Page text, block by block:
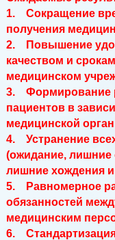
1. Сокращение
получения
2. Повышение
качеством и
медицинском
3. Формирование
пациентов в
медицинской
4. Устранение
(ожидание, лишние
лишние хождения и
5. Равномерное
обязанностей
медицинским
6.